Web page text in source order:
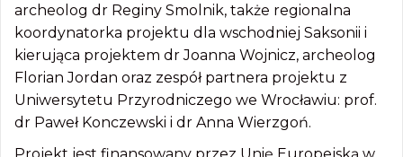
archeolog dr Reginy Smolnik, także regionalna
koordynatorka projektu dla wschodniej Saksonii i
kierująca projektem dr Joanna Wojnicz, archeolog
Florian Jordan oraz zespół partnera projektu z
Uniwersytetu Przyrodniczego we Wrocławiu: prof.
dr Paweł Konczewski i dr Anna Wierzgoń.